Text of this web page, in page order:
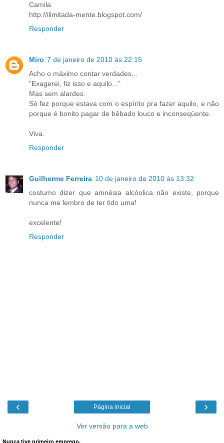
Camila
http://ilimitada-mente.blogspot.com/
Responder
Miro 7 de janeiro de 2010 às 22:15
Acho o máximo contar verdades...
"Exagerei, fiz isso e aquilo..."
Mas sem alardes.
Só fez porque estava com o espírito pra fazer aquilo, e não
porque é bonito pagar de bêbado louco e inconseqüente.
Viva.
Responder
Guilherme Ferreira 10 de janeiro de 2010 às 13:32
costumo dizer que amnésia alcóolica não existe, porque
nunca me lembro de ter tido uma!
excelente!
Responder
‹ ›
Página inicial
Ver versão para a web
Nunca tive primeiro emprego.